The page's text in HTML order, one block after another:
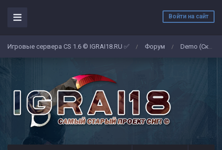
Войти на сайт
Игровые сервера CS 1.6 © IGRAI18.RU ✅ / Форум / Demo (Скриншоты)